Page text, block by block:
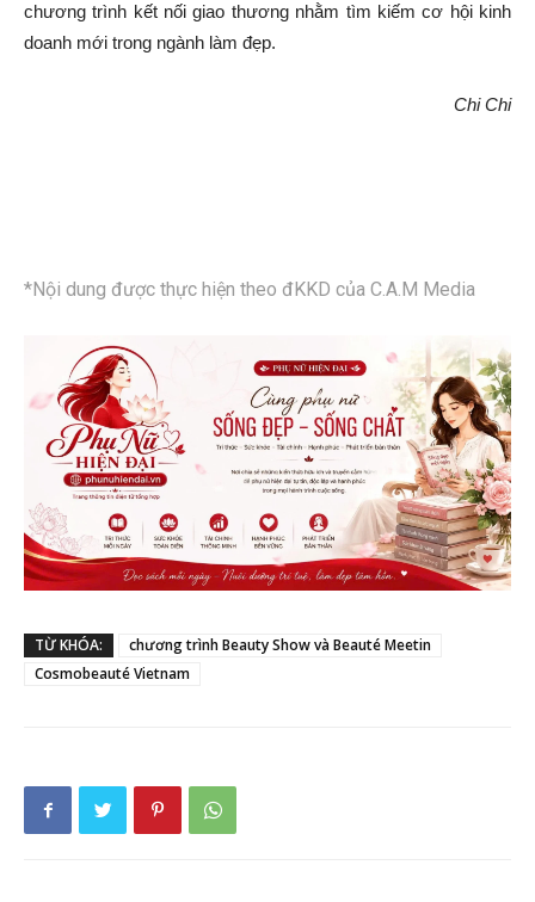
chương trình kết nối giao thương nhằm tìm kiếm cơ hội kinh
doanh mới trong ngành làm đẹp.
Chi Chi
*Nội dung được thực hiện theo đKKD của C.A.M Media
TỪ KHÓA:
chương trình Beauty Show và Beauté Meetin
Cosmobeauté Vietnam